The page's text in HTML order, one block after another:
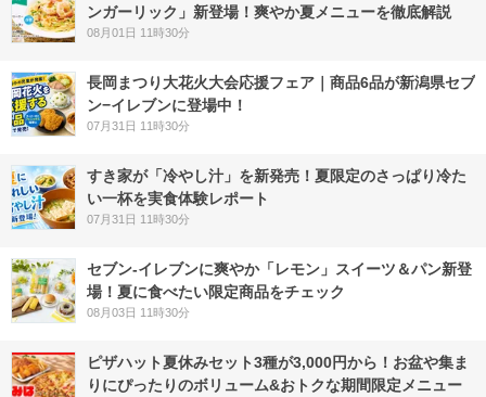
ンガーリック」新登場！爽やか夏メニューを徹底解説
08月01日 11時30分
長岡まつり大花火大会応援フェア｜商品6品が新潟県セブ
ン−イレブンに登場中！
07月31日 11時30分
すき家が「冷やし汁」を新発売！夏限定のさっぱり冷た
い一杯を実食体験レポート
07月31日 11時30分
セブン‐イレブンに爽やか「レモン」スイーツ＆パン新登
場！夏に食べたい限定商品をチェック
08月03日 11時30分
ピザハット夏休みセット3種が3,000円から！お盆や集ま
りにぴったりのボリューム&おトクな期間限定メニュー